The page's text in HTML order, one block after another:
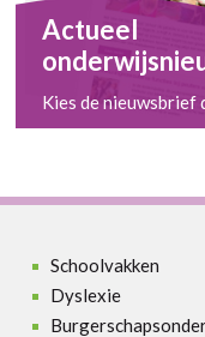
Actueel
Kies de nieuwsbrief
Schoolvakken
Dyslexie